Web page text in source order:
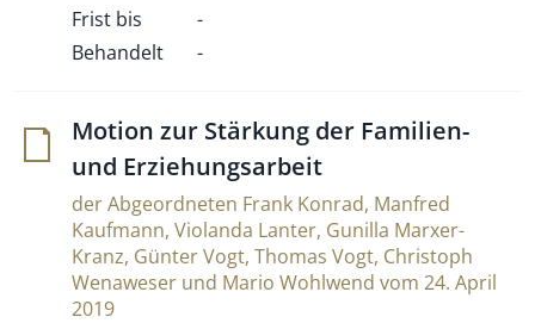
Frist bis
-
Behandelt
-
Motion zur Stär­kung der Fami­lien-
und Erziehungsarbeit
der Abgeordneten Frank Konrad, Manfred
Kaufmann, Violanda Lanter, Gunilla Marxer-
Kranz, Günter Vogt, Thomas Vogt, Christoph
Wenaweser und Mario Wohlwend vom 24. April
2019